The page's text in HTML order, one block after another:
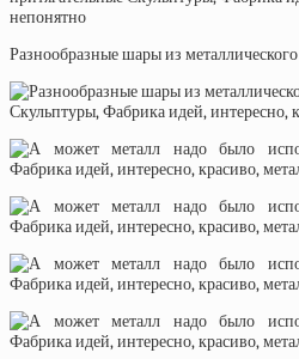
Разнообразные шары из